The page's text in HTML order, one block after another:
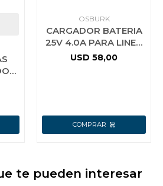
OSBURK
CARGADOR BATERIA
25V 4.0A PARA LINEA
E25X USO INDUSTRIAL
USD 58,00
te pueden interesar